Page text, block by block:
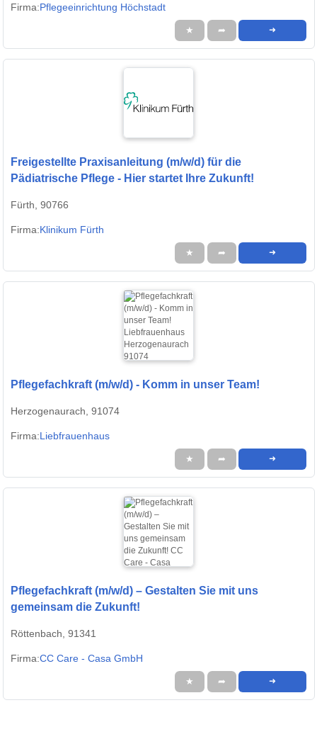
Firma:Pflegeeinrichtung Höchstadt
★ ➦ ➜
Freigestellte Praxisanleitung (m/w/d) für die
Pädiatrische Pflege - Hier startet Ihre Zukunft!
Fürth, 90766
Firma:Klinikum Fürth
★ ➦ ➜
Pflegefachkraft (m/w/d) - Komm in unser Team!
Herzogenaurach, 91074
Firma:Liebfrauenhaus
★ ➦ ➜
Pflegefachkraft (m/w/d) – Gestalten Sie mit uns
gemeinsam die Zukunft!
Röttenbach, 91341
Firma:CC Care - Casa GmbH
★ ➦ ➜